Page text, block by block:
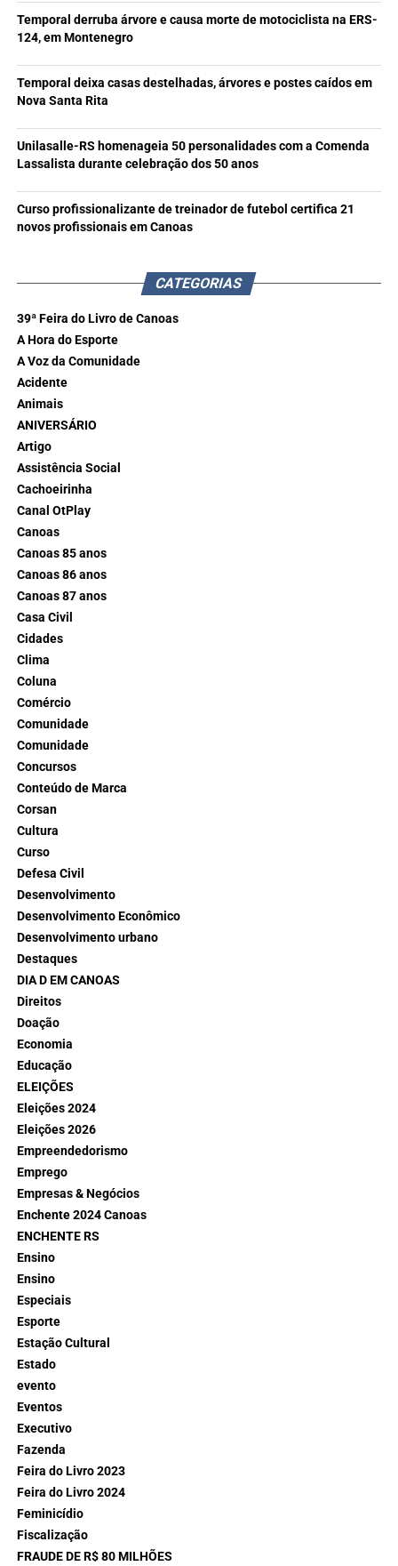
Temporal derruba árvore e causa morte de motociclista na ERS-
124, em Montenegro
Temporal deixa casas destelhadas, árvores e postes caídos em
Nova Santa Rita
Unilasalle-RS homenageia 50 personalidades com a Comenda
Lassalista durante celebração dos 50 anos
Curso profissionalizante de treinador de futebol certifica 21
novos profissionais em Canoas
CATEGORIAS
39ª Feira do Livro de Canoas
A Hora do Esporte
A Voz da Comunidade
Acidente
Animais
ANIVERSÁRIO
Artigo
Assistência Social
Cachoeirinha
Canal OtPlay
Canoas
Canoas 85 anos
Canoas 86 anos
Canoas 87 anos
Casa Civil
Cidades
Clima
Coluna
Comércio
Comunidade
Comunidade
Concursos
Conteúdo de Marca
Corsan
Cultura
Curso
Defesa Civil
Desenvolvimento
Desenvolvimento Econômico
Desenvolvimento urbano
Destaques
DIA D EM CANOAS
Direitos
Doação
Economia
Educação
ELEIÇÕES
Eleições 2024
Eleições 2026
Empreendedorismo
Emprego
Empresas & Negócios
Enchente 2024 Canoas
ENCHENTE RS
Ensino
Ensino
Especiais
Esporte
Estação Cultural
Estado
evento
Eventos
Executivo
Fazenda
Feira do Livro 2023
Feira do Livro 2024
Feminicídio
Fiscalização
FRAUDE DE R$ 80 MILHÕES